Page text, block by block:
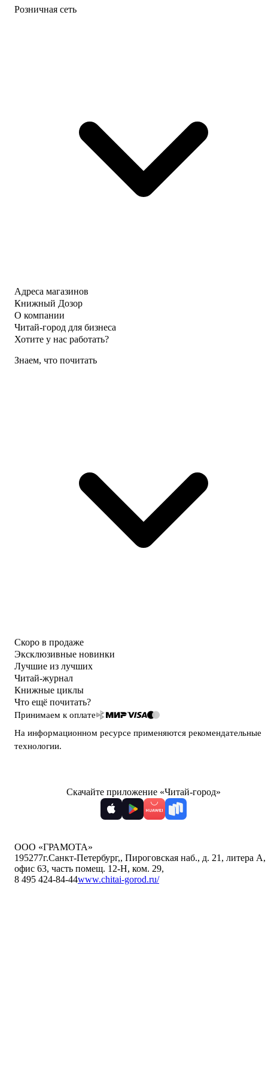
Розничная сеть
Адреса магазинов
Книжный Дозор
О компании
Читай-город для бизнеса
Хотите у нас работать?
Знаем, что почитать
Скоро в продаже
Эксклюзивные новинки
Лучшие из лучших
Читай-журнал
Книжные циклы
Что ещё почитать?
Принимаем к оплате
На информационном ресурсе применяются рекомендательные
технологии.
Скачайте приложение «Читай-город»
ООО «ГРАМОТА»
195277г.Санкт-Петербург,, Пироговская наб., д. 21, литера А,
офис 63, часть помещ. 12-Н, ком. 29,
8 495 424-84-44www.chitai-gorod.ru/